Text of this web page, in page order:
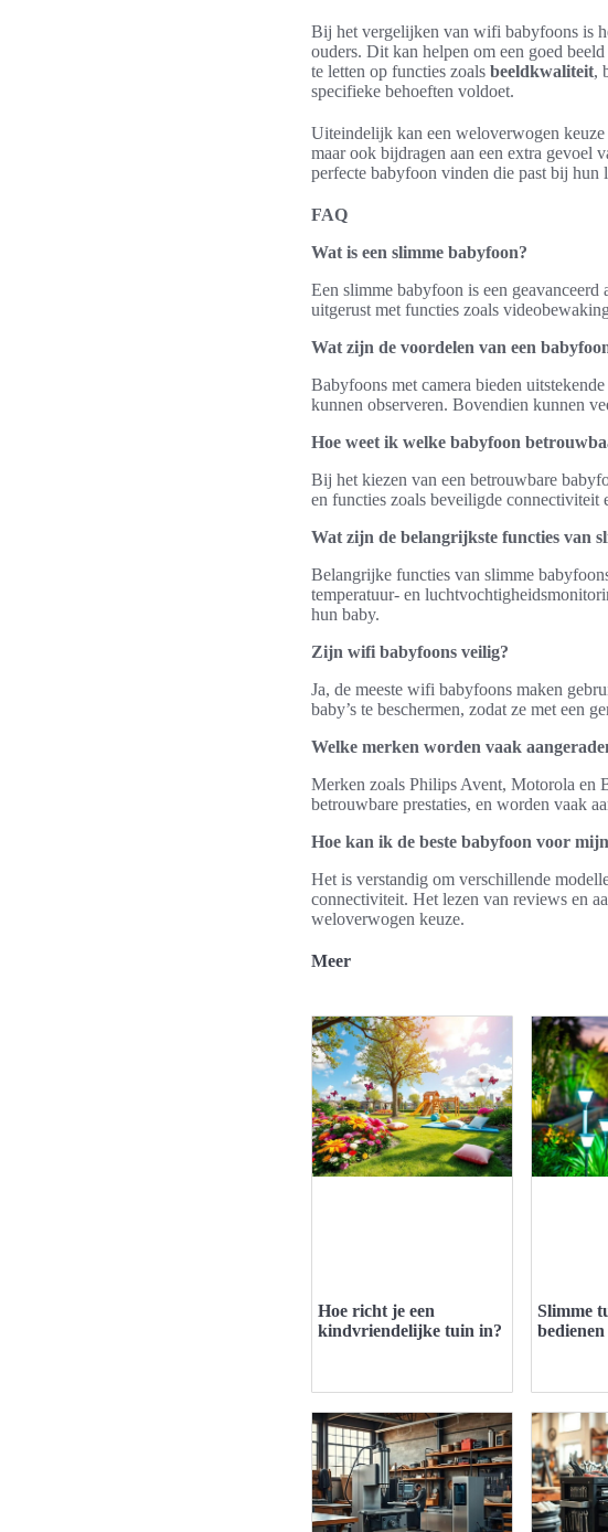
Bij het vergelijken van wifi babyfoons is
ouders. Dit kan helpen om een goed
te letten op functies zoals beeldkwaliteit,
specifieke behoeften voldoet.
Uiteindelijk kan een weloverwogen
maar ook bijdragen aan een extra gevoel
perfecte babyfoon vinden die past bij hun
FAQ
Wat is een slimme babyfoon?
Een slimme babyfoon is een
uitgerust met functies zoals
Wat zijn de voordelen van een
Babyfoons met camera bieden
kunnen observeren. Bovendien kunnen
Hoe weet ik welke babyfoon
Bij het kiezen van een betrouwbare
en functies zoals beveiligde connectiviteit
Wat zijn de belangrijkste functies van
Belangrijke functies van slimme
temperatuur- en
hun baby.
Zijn wifi babyfoons veilig?
Ja, de meeste wifi babyfoons maken
baby’s te beschermen, zodat ze met een
Welke merken worden vaak
Merken zoals Philips Avent, Motorola en
betrouwbare prestaties, en worden vaak
Hoe kan ik de beste babyfoon voor
Het is verstandig om verschillende
connectiviteit. Het lezen van reviews en
weloverwogen keuze.
Meer
Hoe richt je een
kindvriendelijke tuin in?
Slimme